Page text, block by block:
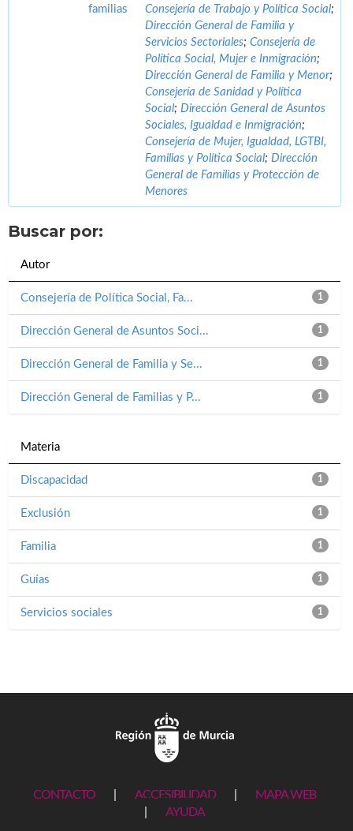
familias
Consejería de Trabajo y Política Social;
Dirección General de Familia y
Servicios Sectoriales; Consejería de
Política Social, Mujer e Inmigración;
Dirección General de Familia y Menor;
Consejería de Sanidad y Política
Social; Dirección General de Asuntos
Sociales, Igualdad e Inmigración;
Consejería de Mujer, Igualdad, LGTBI,
Familias y Política Social; Dirección
General de Familias y Protección de
Menores
Buscar por:
Autor
1
Consejería de Política Social, Fa...
1
Dirección General de Asuntos Soci...
1
Dirección General de Familia y Se...
1
Dirección General de Familias y P...
Materia
1
Discapacidad
1
Exclusión
1
Familia
1
Guías
1
Servicios sociales
CONTACTO ACCESIBILIDAD
MAPA WEB
AYUDA